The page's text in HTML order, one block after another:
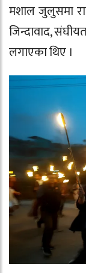
मशाल जुलुसमा
जिन्दावाद,
लगाएका थिए ।